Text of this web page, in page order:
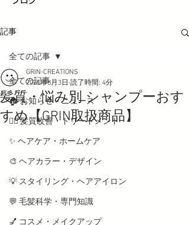
記事
全ての記事
🏠 お知らせ・ニュース
💇‍♀️ 髪質改善・トリートメント
✨ ヘアケア・ホームケア
🎨 ヘアカラー・デザイン
💡 スタイリング・ヘアアイロン
💬 毛髪科学・専門知識
💅 コスメ・メイクアップ
全ての記事
髪質・悩み別 シャンプーおす
すめ【GRIN取扱商品】
GRIN-CREATIONS
2025年8月3日 読了時間: 4分